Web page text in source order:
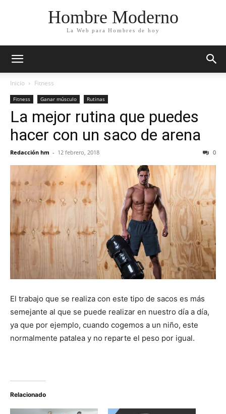
Hombre Moderno
La Web para Hombres de hoy
Inicio Fitness
Fitness Ganar músculo Rutinas
La mejor rutina que puedes
hacer con un saco de arena
Redacción hm - 12 febrero, 2018 0
El trabajo que se realiza con este tipo de sacos es más
semejante al que se puede realizar en nuestro día a día,
ya que por ejemplo, cuando cogemos a un niño, este
normalmente patalea y no reparte el peso por igual.
Relacionado